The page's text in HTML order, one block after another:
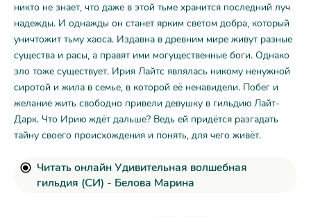
никто не знает, что даже в этой тьме хранится последний луч
надежды. И однажды он станет ярким светом добра, который
уничтожит тьму хаоса. Издавна в древним мире живут разные
существа и расы, а правят ими могущественные боги. Однако
зло тоже существует. Ирия Лайтс являлась никому ненужной
сиротой и жила в семье, в которой её ненавидели. Побег и
желание жить свободно привели девушку в гильдию Лайт-
Дарк. Что Ирию ждёт дальше? Ведь ей придётся разгадать
тайну своего происхождения и понять, для чего живёт.
Читать онлайн Удивительная волшебная
гильдия (СИ) - Белова Марина